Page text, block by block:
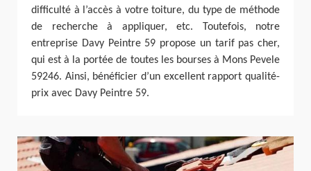
difficulté à l’accès à votre toiture, du type de méthode
de recherche à appliquer, etc. Toutefois, notre
entreprise Davy Peintre 59 propose un tarif pas cher,
qui est à la portée de toutes les bourses à Mons Pevele
59246. Ainsi, bénéficier d’un excellent rapport qualité-
prix avec Davy Peintre 59.